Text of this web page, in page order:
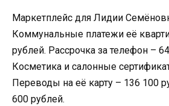
Маркетплейс для Лидии
Коммунальные платежи её
рублей. Рассрочка за телефон –
Косметика и салонные
Переводы на её карту – 136 100
600 рублей.